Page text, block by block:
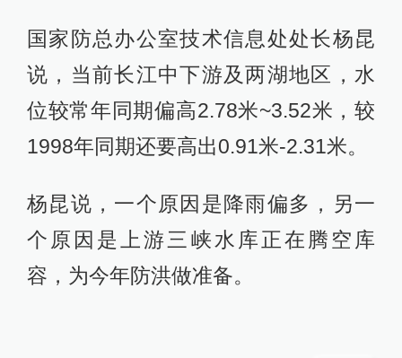
国家防总办公室技术信息处处长杨昆
说，当前长江中下游及两湖地区，水
位较常年同期偏高2.78米~3.52米，较
1998年同期还要高出0.91米-2.31米。
杨昆说，一个原因是降雨偏多，另一
个原因是上游三峡水库正在腾空库
容，为今年防洪做准备。